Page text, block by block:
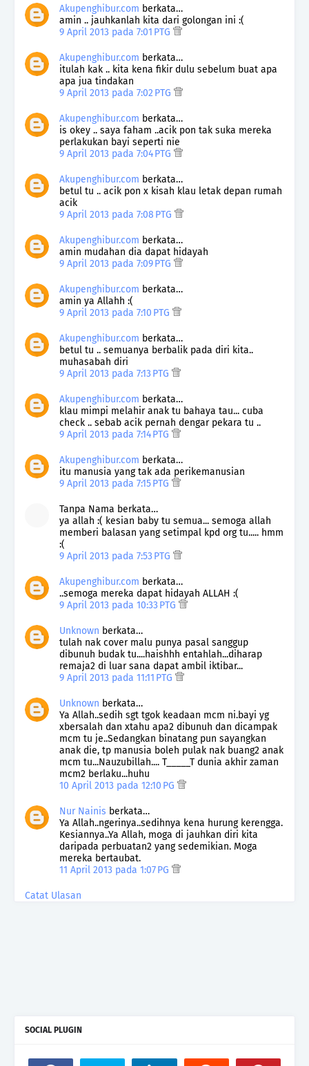
Akupenghibur.com berkata…
amin .. jauhkanlah kita dari golongan ini :(
9 April 2013 pada 7:01 PTG
Akupenghibur.com berkata…
itulah kak .. kita kena fikir dulu sebelum buat apa
apa jua tindakan
9 April 2013 pada 7:02 PTG
Akupenghibur.com berkata…
is okey .. saya faham ..acik pon tak suka mereka
perlakukan bayi seperti nie
9 April 2013 pada 7:04 PTG
Akupenghibur.com berkata…
betul tu .. acik pon x kisah klau letak depan rumah
acik
9 April 2013 pada 7:08 PTG
Akupenghibur.com berkata…
amin mudahan dia dapat hidayah
9 April 2013 pada 7:09 PTG
Akupenghibur.com berkata…
amin ya Allahh :(
9 April 2013 pada 7:10 PTG
Akupenghibur.com berkata…
betul tu .. semuanya berbalik pada diri kita..
muhasabah diri
9 April 2013 pada 7:13 PTG
Akupenghibur.com berkata…
klau mimpi melahir anak tu bahaya tau... cuba
check .. sebab acik pernah dengar pekara tu ..
9 April 2013 pada 7:14 PTG
Akupenghibur.com berkata…
itu manusia yang tak ada perikemanusian
9 April 2013 pada 7:15 PTG
Tanpa Nama berkata…
ya allah :( kesian baby tu semua... semoga allah
memberi balasan yang setimpal kpd org tu..... hmm
:(
9 April 2013 pada 7:53 PTG
Akupenghibur.com berkata…
..semoga mereka dapat hidayah ALLAH :(
9 April 2013 pada 10:33 PTG
Unknown berkata…
tulah nak cover malu punya pasal sanggup
dibunuh budak tu....haishhh entahlah...diharap
remaja2 di luar sana dapat ambil iktibar...
9 April 2013 pada 11:11 PTG
Unknown berkata…
Ya Allah..sedih sgt tgok keadaan mcm ni.bayi yg
xbersalah dan xtahu apa2 dibunuh dan dicampak
mcm tu je..Sedangkan binatang pun sayangkan
anak die, tp manusia boleh pulak nak buang2 anak
mcm tu...Nauzubillah.... T_____T dunia akhir zaman
mcm2 berlaku...huhu
10 April 2013 pada 12:10 PG
Nur Nainis berkata…
Ya Allah..ngerinya..sedihnya kena hurung kerengga.
Kesiannya..Ya Allah, moga di jauhkan diri kita
daripada perbuatan2 yang sedemikian. Moga
mereka bertaubat.
11 April 2013 pada 1:07 PG
Catat Ulasan
SOCIAL PLUGIN